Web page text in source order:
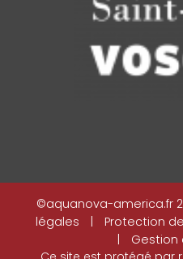
©aquanova-america.fr
légales
Protection
Gestion